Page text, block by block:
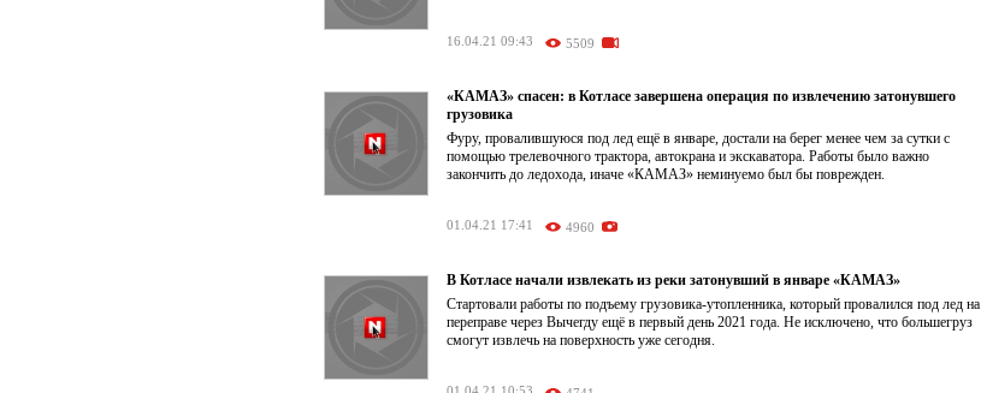
16.04.21 09:43 5509
«КАМАЗ» спасен: в Котласе завершена операция по извлечению затонувшего
грузовика
Фуру, провалившуюся под лед ещё в январе, достали на берег менее чем за сутки с
помощью трелевочного трактора, автокрана и экскаватора. Работы было важно
закончить до ледохода, иначе «КАМАЗ» неминуемо был бы поврежден.
01.04.21 17:41 4960
В Котласе начали извлекать из реки затонувший в январе «КАМАЗ»
Стартовали работы по подъему грузовика-утопленника, который провалился под лед на
переправе через Вычегду ещё в первый день 2021 года. Не исключено, что большегруз
смогут извлечь на поверхность уже сегодня.